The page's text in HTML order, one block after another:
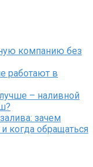
компанию без
работают в
– наливной
зачем
когда обращаться